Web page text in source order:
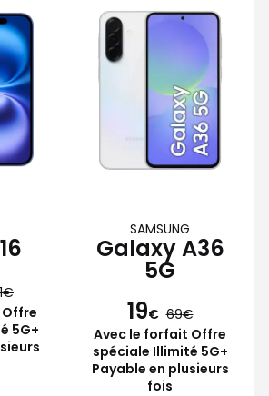
5G+
SAMSUNG
Galaxy A36
5G
19€ 69
Avec le forfait Offre
spéciale Illimité 5G+
Payable en plusieurs
fois